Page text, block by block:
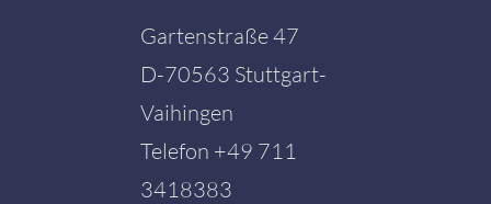
Gartenstraße 47
D-70563 Stuttgart-
Vaihingen
Telefon +49 711
3418383